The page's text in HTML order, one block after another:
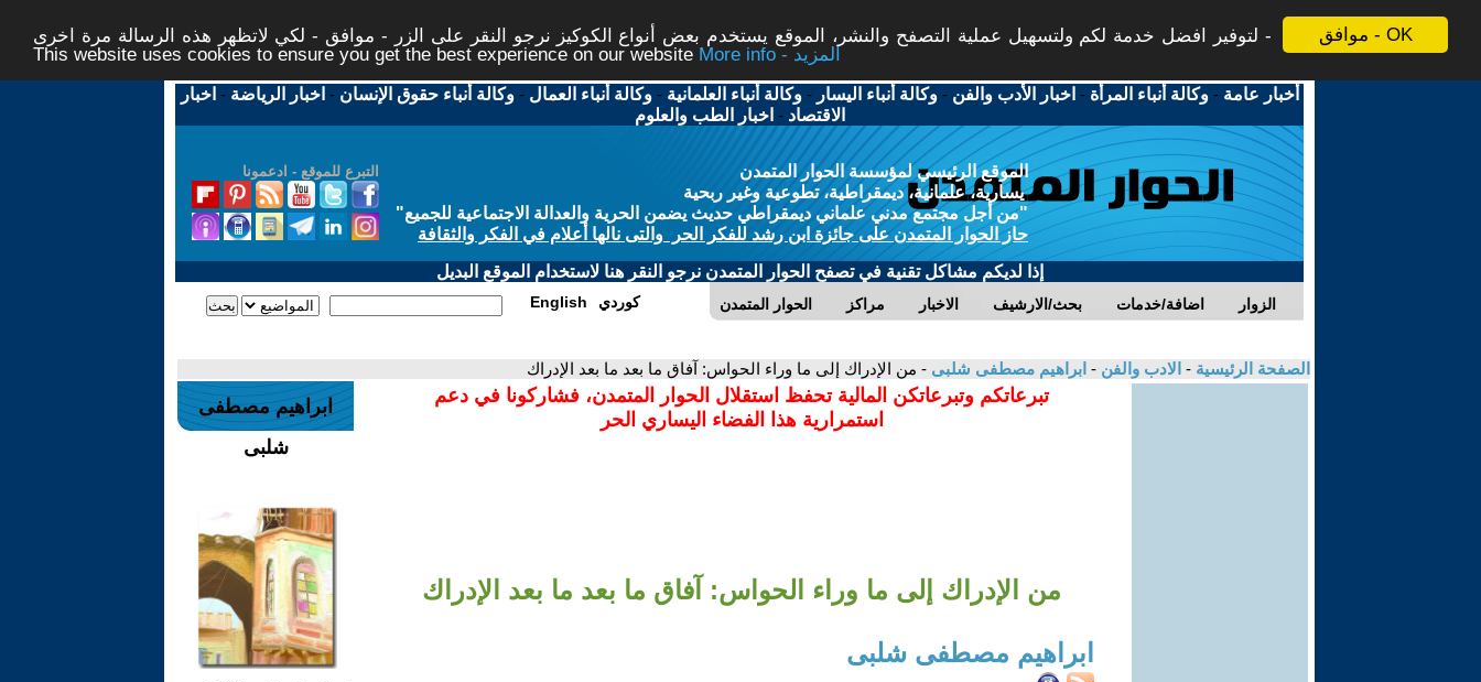
موافق - OK
لتوفير افضل خدمة لكم ولتسهيل عملية التصفح والنشر، الموقع يستخدم بعض أنواع الكوكيز نرجو النقر على الزر - موافق - لكي لاتظهر هذه الرسالة مرة اخرى -
This website uses cookies to ensure you get the best experience on our website
More info - المزيد
أخبار عامة -وكالة أنباء المرأة - اخبار الأدب والفن -وكالة أنباء اليسار -وكالة أنباء العلمانية -وكالة أنباء العمال -وكالة أنباء حقوق الإنسان - اخبار الرياضة - اخبار
الاقتصاد - اخبار الطب والعلوم
التبرع للموقع - ادعمونا
الموقع الرئيسي لمؤسسة الحوار المتمدن
يسارية، علمانية، ديمقراطية، تطوعية وغير ربحية
"من أجل مجتمع مدني علماني ديمقراطي حديث يضمن الحرية والعدالة الاجتماعية للجميع"
حاز الحوار المتمدن على جائزة ابن رشد للفكر الحر والتى نالها أعلام في الفكر والثقافة
إذا لديكم مشاكل تقنية في تصفح الحوار المتمدن نرجو النقر هنا لاستخدام الموقع البديل
الحوار المتمدن مراكز الاخبار بحث/الارشيف اضافة/خدمات الزوار English كوردي
الصفحة الرئيسية - الادب والفن - ابراهيم مصطفى شلبى - من الإدراك إلى ما وراء الحواس: آفاق ما بعد ما بعد الإدراك
تبرعاتكم وتبرعاتكن المالية تحفظ استقلال الحوار المتمدن، فشاركونا في دعم
استمرارية هذا الفضاء اليساري الحر
من الإدراك إلى ما وراء الحواس: آفاق ما بعد ما بعد الإدراك
ابراهيم مصطفى شلبى
ابراهيم مصطفى
شلبى